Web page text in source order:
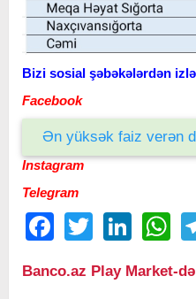
Bizi sosial şəbəkələrdən
Facebook
Ən yüksək faiz verən
Instagram
Telegram
FacebookTwitter LinkedIn
Banco.az Play Market-də